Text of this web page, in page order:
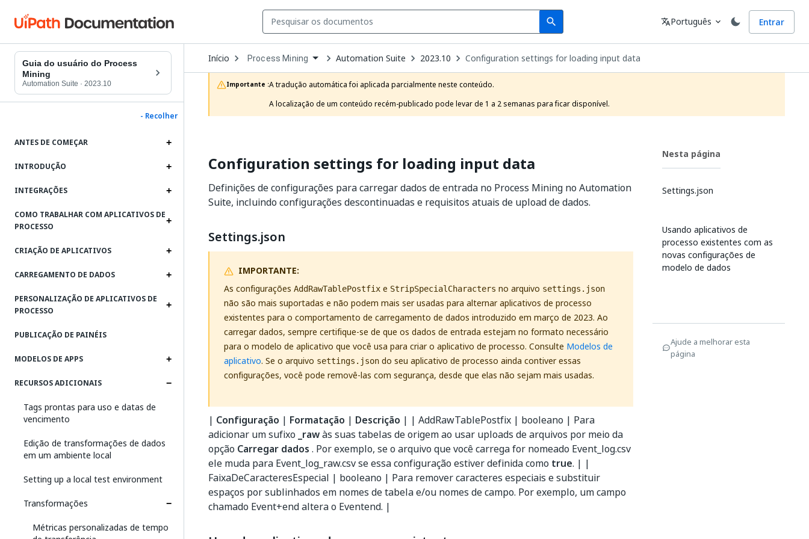
search
Search Idioma
translatePortuguês expand_more Entrar
Guia do usuário do Process
Mining
Automation Suite · 2023.10
- Recolher
ANTES DE COMEÇAR
INTRODUÇÃO
INTEGRAÇÕES
COMO TRABALHAR COM APLICATIVOS DE
PROCESSO
CRIAÇÃO DE APLICATIVOS
CARREGAMENTO DE DADOS
PERSONALIZAÇÃO DE APLICATIVOS DE
PROCESSO
PUBLICAÇÃO DE PAINÉIS
MODELOS DE APPS
RECURSOS ADICIONAIS
Tags prontas para uso e datas de
vencimento
Edição de transformações de dados
em um ambiente local
Setting up a local test environment
Transformações
Métricas personalizadas de tempo
Início Open
Dropdown
to
choose
product
Process Mining Automation Suite 2023.10 Configuration settings for loading input data
Importante :A tradução automática foi aplicada parcialmente neste conteúdo.
A localização de um conteúdo recém-publicado pode levar de 1 a 2 semanas para ficar disponível.
Configuration settings for loading input data
Definições de configurações para carregar dados de entrada no Process Mining no Automation
Suite, incluindo configurações descontinuadas e requisitos atuais de upload de dados.
Settings.json
IMPORTANTE:
As configurações AddRawTablePostfix e StripSpecialCharacters no arquivo settings.json
não são mais suportadas e não podem mais ser usadas para alternar aplicativos de processo
existentes para o comportamento de carregamento de dados introduzido em março de 2023. Ao
carregar dados, sempre certifique-se de que os dados de entrada estejam no formato necessário
para o modelo de aplicativo que você usa para criar o aplicativo de processo. Consulte Modelos de
aplicativo. Se o arquivo settings.json do seu aplicativo de processo ainda contiver essas
configurações, você pode removê-las com segurança, desde que elas não sejam mais usadas.
| Configuração | Formatação | Descrição | | AddRawTablePostfix | booleano | Para
adicionar um sufixo _rawàs suas tabelas de origem ao usar uploads de arquivos por meio da
opção Carregar dados . Por exemplo, se o arquivo que você carrega for nomeado Event_log.csv
ele muda para Event_log_raw.csv se essa configuração estiver definida como true. | |
FaixaDeCaracteresEspecial | booleano | Para remover caracteres especiais e substituir
espaços por sublinhados em nomes de tabela e/ou nomes de campo. Por exemplo, um campo
chamado Event+end altera o Eventend. |
Nesta página
Settings.json
Usando aplicativos de
processo existentes com as
novas configurações de
modelo de dados
Ajude a melhorar esta
página